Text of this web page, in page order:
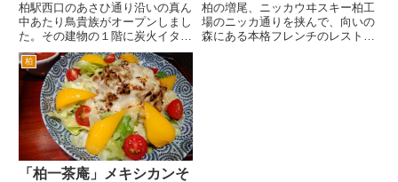
柏駅西口のあさひ通り沿いの真ん
中あたり鳥貴族がオープンしまし
た。その建物の１階に炭火イタリ
アンバル Azzurro 520＋Caffe
が、突貫工事で建設中です。
東京の江戸川区で複数店舗を展開
するイタリアンとスペイン料理を
食べられるお店の...
柏の増尾、ニッカウヰスキー柏工
場のニッカ通りを挟んで、向いの
森にある本格フレンチのレストラ
柏
「柏一茶庵」メキシカンそ